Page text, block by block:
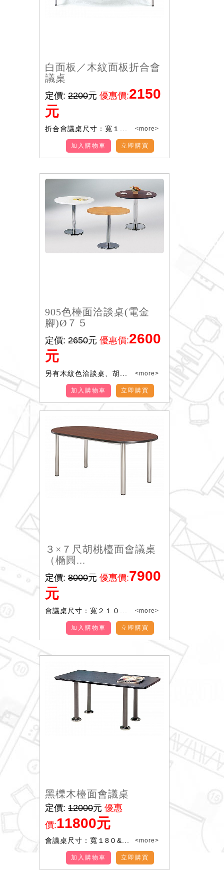
白面板／木紋面板折合會
議桌
定價: 2200元 優惠價:2150
元
折合會議桌尺寸：寬１... <more>
立即購買
加入購物車
905色檯面洽談桌(電金
腳)Ø７５
定價: 2650元 優惠價:2600
元
另有木紋色洽談桌、胡... <more>
立即購買
加入購物車
３×７尺胡桃檯面會議桌
（橢圓...
定價: 8000元 優惠價:7900
元
會議桌尺寸：寬２１０... <more>
立即購買
加入購物車
黑櫟木檯面會議桌
定價: 12000元 優惠
價:11800元
會議桌尺寸：寬１8０&... <more>
立即購買
加入購物車